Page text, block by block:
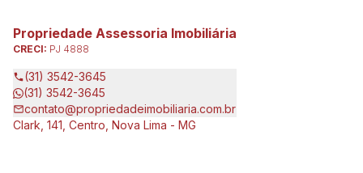
Propriedade Assessoria Imobiliária
CRECI: PJ 4888
(31) 3542-3645
(31) 3542-3645
contato@propriedadeimobiliaria.com.br
Clark, 141, Centro, Nova Lima - MG